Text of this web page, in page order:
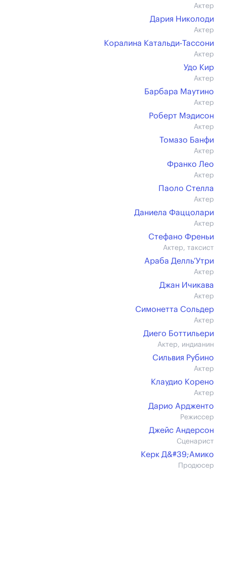
Актер
Дария Николоди
Актер
Коралина Катальди-Тассони
Актер
Удо Кир
Актер
Барбара Маутино
Актер
Роберт Мэдисон
Актер
Томазо Банфи
Актер
Франко Лео
Актер
Паоло Стелла
Актер
Даниела Фаццолари
Актер
Стефано Френьи
Актер, таксист
Араба Делль’Утри
Актер
Джан Ичикава
Актер
Симонетта Сольдер
Актер
Диего Боттильери
Актер, индианин
Сильвия Рубино
Актер
Клаудио Корено
Актер
Дарио Ардженто
Режиссер
Джейс Андерсон
Сценарист
Керк Д&#39;Амико
Продюсер